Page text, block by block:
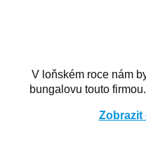
V loňském roce nám
bungalovu touto
Zobrazit